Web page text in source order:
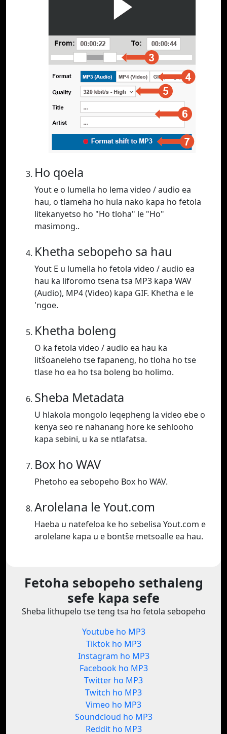
Ho qoela
Yout e o lumella ho lema video / audio ea
hau, o tlameha ho hula nako kapa ho fetola
litekanyetso ho "Ho tloha" le "Ho"
masimong..
Khetha sebopeho sa hau
Yout E u lumella ho fetola video / audio ea
hau ka liforomo tsena tsa MP3 kapa WAV
(Audio), MP4 (Video) kapa GIF. Khetha e le
'ngoe.
Khetha boleng
O ka fetola video / audio ea hau ka
litšoaneleho tse fapaneng, ho tloha ho tse
tlase ho ea ho tsa boleng bo holimo.
Sheba Metadata
U hlakola mongolo leqepheng la video ebe o
kenya seo re nahanang hore ke sehlooho
kapa sebini, u ka se ntlafatsa.
Box ho WAV
Phetoho ea sebopeho Box ho WAV.
Arolelana le Yout.com
Haeba u natefeloa ke ho sebelisa Yout.com e
arolelane kapa u e bontše metsoalle ea hau.
Fetoha sebopeho sethaleng
sefe kapa sefe
Sheba lithupelo tse teng tsa ho fetola sebopeho
Youtube ho MP3
Tiktok ho MP3
Instagram ho MP3
Facebook ho MP3
Twitter ho MP3
Twitch ho MP3
Vimeo ho MP3
Soundcloud ho MP3
Reddit ho MP3